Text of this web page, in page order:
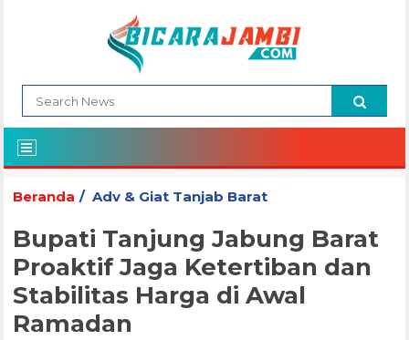
Beranda Adv & Giat Tanjab Barat
Bupati Tanjung Jabung Barat
Proaktif Jaga Ketertiban dan
Stabilitas Harga di Awal
Ramadan